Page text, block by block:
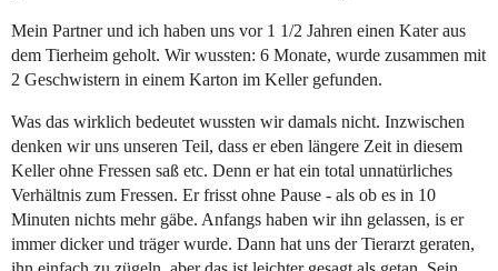
Mein Partner und ich haben uns vor 1 1/2 Jahren einen Kater aus
dem Tierheim geholt. Wir wussten: 6 Monate, wurde zusammen mit
2 Geschwistern in einem Karton im Keller gefunden.
Was das wirklich bedeutet wussten wir damals nicht. Inzwischen
denken wir uns unseren Teil, dass er eben längere Zeit in diesem
Keller ohne Fressen saß etc. Denn er hat ein total unnatürliches
Verhältnis zum Fressen. Er frisst ohne Pause - als ob es in 10
Minuten nichts mehr gäbe. Anfangs haben wir ihn gelassen, is er
immer dicker und träger wurde. Dann hat uns der Tierarzt geraten,